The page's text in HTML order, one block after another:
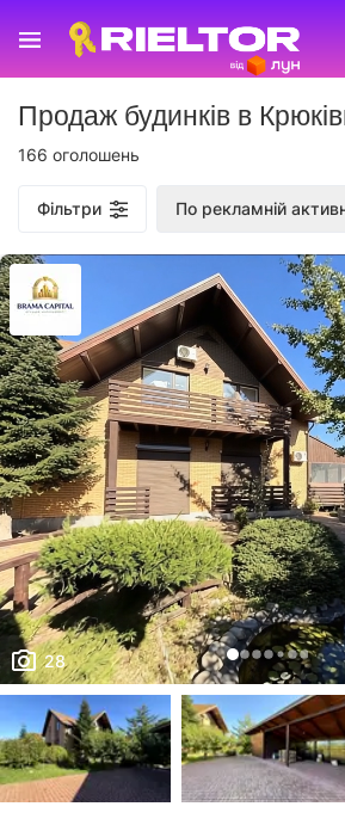
Продаж будинків в
166 оголошень
Фільтри По рекламній
28